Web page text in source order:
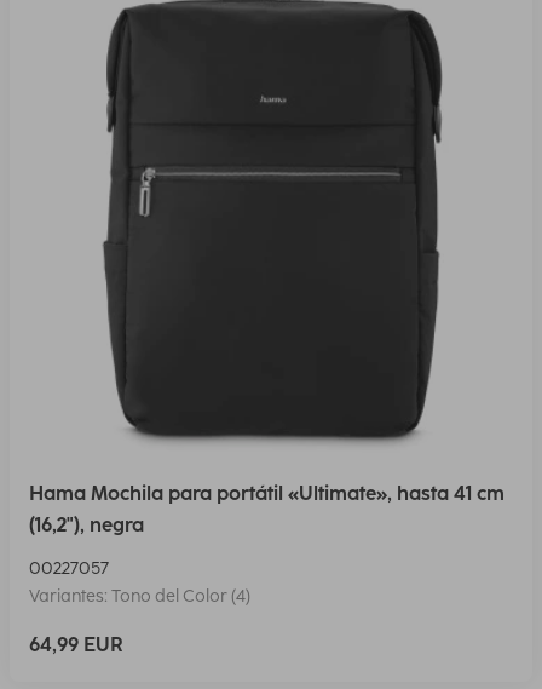
Hama Mochila para portátil «Ultimate», hasta 41 cm
(16,2"), negra
00227057
Variantes: Tono del Color (4)
64,99 EUR